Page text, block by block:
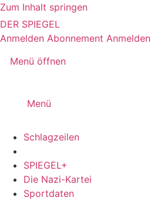
Zum Inhalt springen
DER SPIEGEL
Anmelden Abonnement Anmelden
Menü öffnen
Menü
Schlagzeilen
SPIEGEL+
Die Nazi-Kartei
Sportdaten